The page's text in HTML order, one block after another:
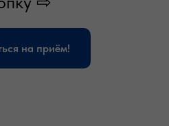
на приём!